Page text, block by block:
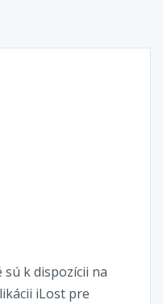
k dispozícii na
iLost pre